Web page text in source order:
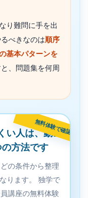
り難問に手を出
べきなのは順序
基本パターンを
、問題集を何周
い人は、動画
方法です
の条件から整理
ります。 独学で
講座の無料体験